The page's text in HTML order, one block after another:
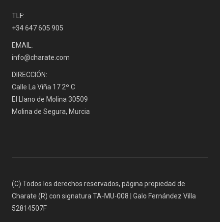
TLF:
+34 647 605 905
EMAIL:
info@charate.com
DIRECCIÓN:
Calle La Viña 17 2º C
El Llano de Molina 30509
Molina de Segura, Murcia
(C) Todos los derechos reservados, página propiedad de
Charate (R) con signatura TA-MU-008 | Galo Fernández Villa
52814507F